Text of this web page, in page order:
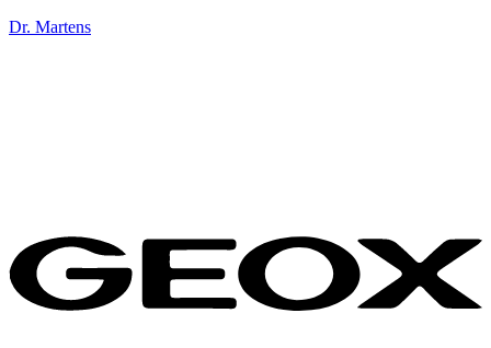
Dr. Martens